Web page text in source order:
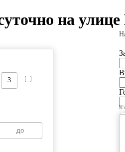
на
К
3